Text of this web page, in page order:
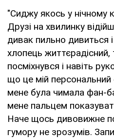
"Сиджу якось у нічному
Друзі на хвилинку
дивак пильно дивиться
хлопець життєрадісний,
посміхнувся і навіть
що це мій персональний
мене була чимала фан-
мене пальцем
Наче щось дивовижне
гумору не зрозумів.